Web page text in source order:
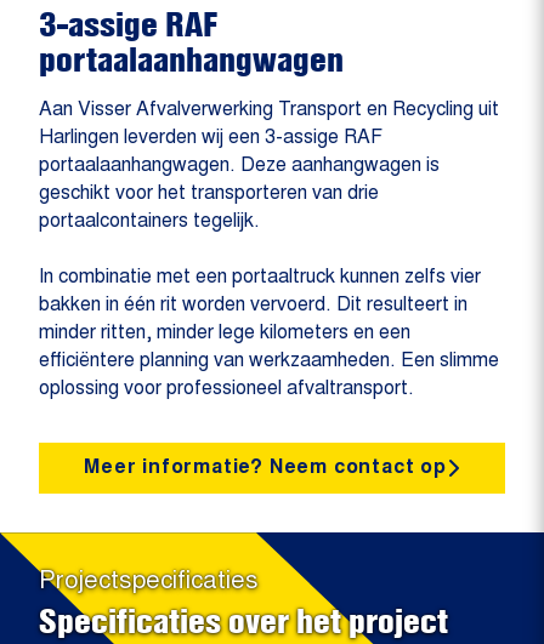
3-assige RAF
portaalaanhangwagen
Aan Visser Afvalverwerking Transport en Recycling uit
Harlingen leverden wij een 3-assige RAF
portaalaanhangwagen. Deze aanhangwagen is
geschikt voor het transporteren van drie
portaalcontainers tegelijk.
In combinatie met een portaaltruck kunnen zelfs vier
bakken in één rit worden vervoerd. Dit resulteert in
minder ritten, minder lege kilometers en een
efficiëntere planning van werkzaamheden. Een slimme
oplossing voor professioneel afvaltransport.
Meer informatie? Neem contact op
Projectspecificaties
Specificaties over het project